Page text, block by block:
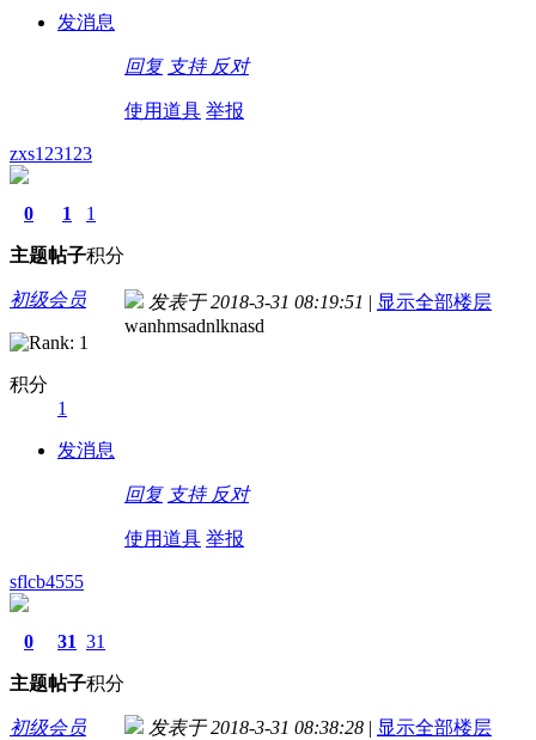
发消息
回复 支持 反对
使用道具 举报
zxs123123
0
主题
1
帖子
1
积分
初级会员
积分
1
发消息
发表于 2018-3-31 08:19:51 | 显示全部楼层
wanhmsadnlknasd
回复 支持 反对
使用道具 举报
sflcb4555
0
主题
31
帖子
31
积分
初级会员 发表于 2018-3-31 08:38:28 | 显示全部楼层